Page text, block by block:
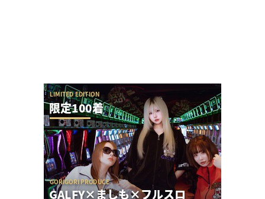
KEIZ守山店「8月7日重大発表→8月7日店休日」と
いうポストが流行るが…